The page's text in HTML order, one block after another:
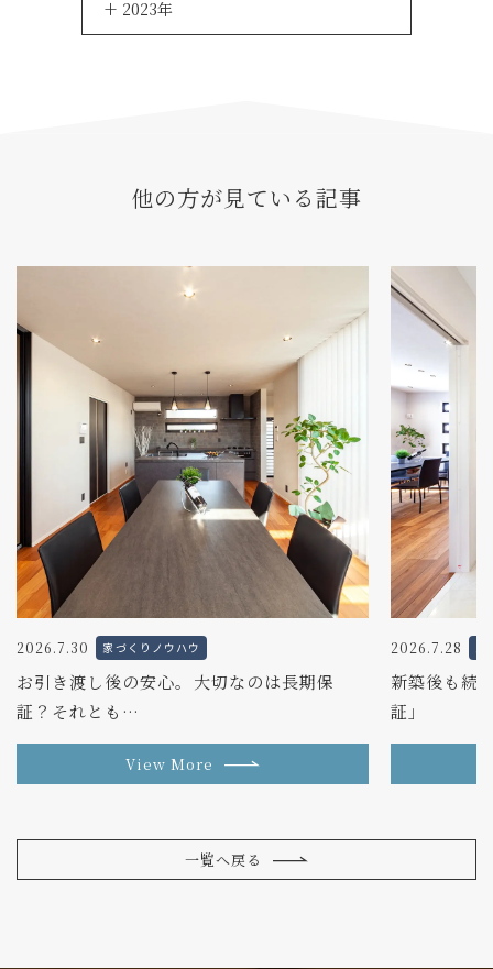
2023年
他の方が見ている記事
2026.7.30 家づくりノウハウ
お引き渡し後の安心。大切なのは長期保
証？それとも…
View More
2026.7.28
新築後も続
証」
一覧へ戻る